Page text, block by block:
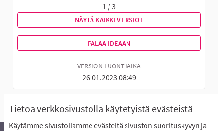
Tietoa verkkosivustolla käytetyistä evästeistä
Käytämme sivustollamme evästeitä sivuston suorituskyvyn ja
1 / 3
NÄYTÄ KAIKKI VERSIOT
PALAA IDEAAN
VERSION LUONTIAIKA
26.01.2023 08:49